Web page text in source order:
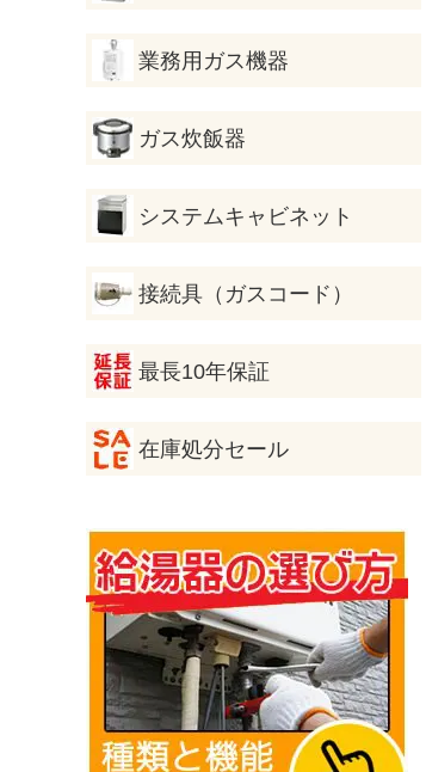
業務用ガス機器
ガス炊飯器
システムキャビネット
接続具（ガスコード）
最長10年保証
在庫処分セール